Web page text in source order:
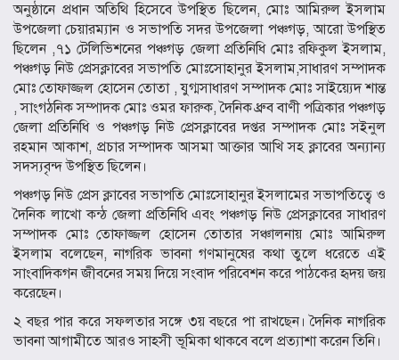
অনুষ্ঠানে প্রধান অতিথি হিসেবে উপস্থিত ছিলেন, মোঃ আমিরুল ইসলাম
উপজেলা চেয়ারম্যান ও সভাপতি সদর উপজেলা পঞ্চগড়, আরো উপস্থিত
ছিলেন ,৭১ টেলিভিশনের পঞ্চগড় জেলা প্রতিনিধি মোঃ রফিকুল ইসলাম,
পঞ্চগড় নিউ প্রেসক্লাবের সভাপতি মোঃসোহানুর ইসলাম,সাধারণ সম্পাদক
মোঃ তোফাজ্জল হোসেন তোতা , যুগ্মসাধারণ সম্পাদক মোঃ সাইয়্যেদ শান্ত
, সাংগঠনিক সম্পাদক মোঃ ওমর ফারুক, দৈনিক ধ্রুব বাণী পত্রিকার পঞ্চগড়
জেলা প্রতিনিধি ও পঞ্চগড় নিউ প্রেসক্লাবের দপ্তর সম্পাদক মোঃ সইনুল
রহমান আকাশ, প্রচার সম্পাদক আসমা আক্তার আখি সহ ক্লাবের অন্যান্য
সদস্যবৃন্দ উপস্থিত ছিলেন।
পঞ্চগড় নিউ প্রেস ক্লাবের সভাপতি মোঃসোহানুর ইসলামের সভাপতিত্বে ও
দৈনিক লাখো কন্ঠ জেলা প্রতিনিধি এবং পঞ্চগড় নিউ প্রেসক্লাবের সাধারণ
সম্পাদক মোঃ তোফাজ্জল হোসেন তোতার সঞ্চালনায় মোঃ আমিরুল
ইসলাম বলেছেন, নাগরিক ভাবনা গণমানুষের কথা তুলে ধরেতে এই
সাংবাদিকগন জীবনের সময় দিয়ে সংবাদ পরিবেশন করে পাঠকের হৃদয় জয়
করেছেন।
২ বছর পার করে সফলতার সঙ্গে ৩য় বছরে পা রাখছেন। দৈনিক নাগরিক
ভাবনা আগামীতে আরও সাহসী ভূমিকা থাকবে বলে প্রত্যাশা করেন তিনি।